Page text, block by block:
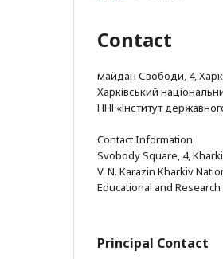
Contact
майдан Свободи, 4,
Харківський
ННІ «Інститут
Contact Information
Svobody Square, 4,
V. N. Karazin Kharkiv
Educational and
Principal Contact